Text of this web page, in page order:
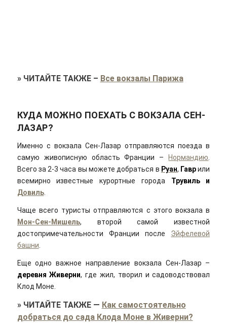
» ЧИТАЙТЕ ТАКЖЕ– Все вокзалы Парижа
КУДА МОЖНО ПОЕХАТЬ С ВОКЗАЛА СЕН-
ЛАЗАР?
Именно с вокзала Сен-Лазар отправляются поезда в
самую живописную область Франции –
Нормандию
Всего за 2-3 часа вы можете добраться в Руан, Гаврили
всемирно известные курортные города Трувиль и
Довиль.
Чаще всего туристы отправляются с этого вокзала в
Мон-Сен-Мишель, второй самой известной
достопримечательности Франции после Эйфелевой
башни
Еще одно важное направление вокзала Сен-Лазар –
деревня Живерни, где жил, творил и садоводствовал
Клод Моне.
» ЧИТАЙТЕ ТАКЖЕ— Как самостоятельно
добраться до сада Клода Моне в Живерни?